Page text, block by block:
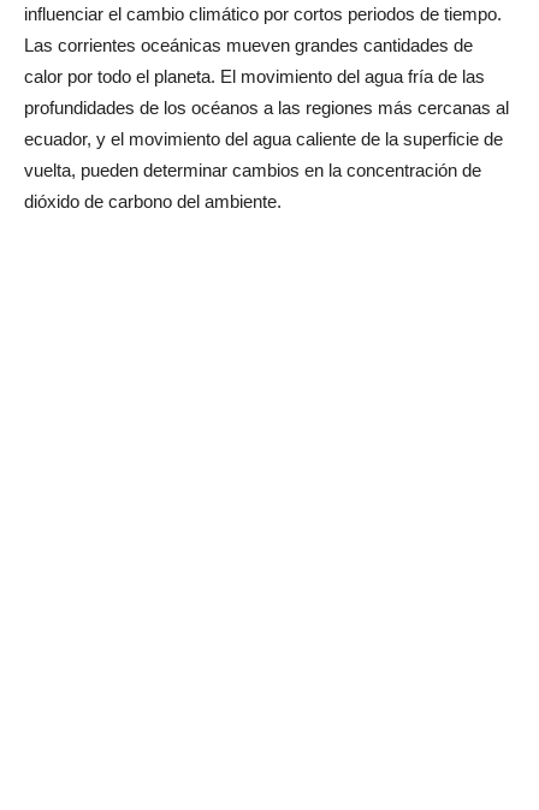
influenciar el cambio climático por cortos periodos de tiempo.
Las corrientes oceánicas mueven grandes cantidades de
calor por todo el planeta. El movimiento del agua fría de las
profundidades de los océanos a las regiones más cercanas al
ecuador, y el movimiento del agua caliente de la superficie de
vuelta, pueden determinar cambios en la concentración de
dióxido de carbono del ambiente.